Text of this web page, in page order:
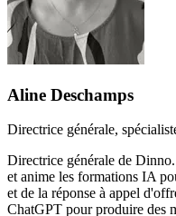
Aline Deschamps
Directrice générale,
Directrice générale de
et anime les formations IA
et de la réponse à appel
ChatGPT pour produire des